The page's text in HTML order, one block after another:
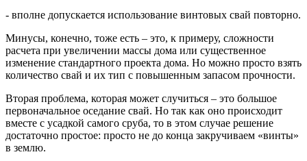
- вполне допускается использование винтовых свай повторно.
Минусы, конечно, тоже есть – это, к примеру, сложности
расчета при увеличении массы дома или существенное
изменение стандартного проекта дома. Но можно просто взять
количество свай и их тип с повышенным запасом прочности.
Вторая проблема, которая может случиться – это большое
первоначальное оседание свай. Но так как оно происходит
вместе с усадкой самого сруба, то в этом случае решение
достаточно простое: просто не до конца закручиваем «винты»
в землю.